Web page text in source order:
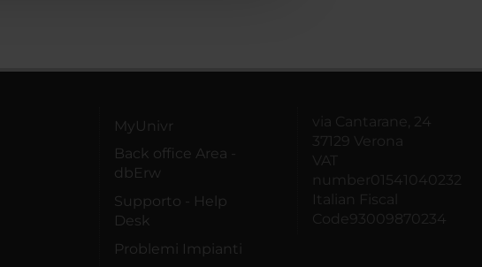
MyUnivr
Back office Area -
dbErw
Supporto - Help
Desk
Problemi Impianti
via Cantarane, 24
37129 Verona
VAT
number01541040232
Italian Fiscal
Code93009870234